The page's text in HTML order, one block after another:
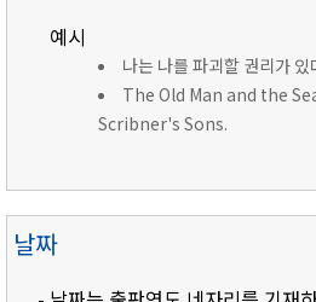
예시
나는 나를 파괴할 권리가
The Old Man and the
Scribner's Sons.
날짜